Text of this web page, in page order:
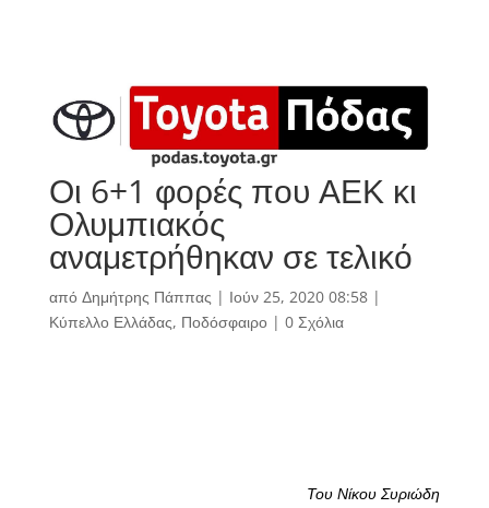
Οι 6+1 φορές που ΑΕΚ κι
Ολυμπιακός
αναμετρήθηκαν σε τελικό
από Δημήτρης Πάππας | Ιούν 25, 2020 08:58|
Κύπελλο Ελλάδας, Ποδόσφαιρο| 0 Σχόλια
Του Νίκου Συριώδη